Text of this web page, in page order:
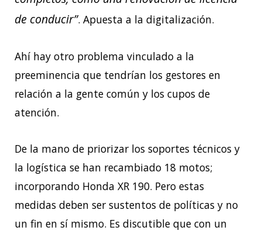
de conducir”. Apuesta a la digitalización.
Ahí hay otro problema vinculado a la
preeminencia que tendrían los gestores en
relación a la gente común y los cupos de
atención.
De la mano de priorizar los soportes técnicos y
la logística se han recambiado 18 motos;
incorporando Honda XR 190. Pero estas
medidas deben ser sustentos de políticas y no
un fin en sí mismo. Es discutible que con un